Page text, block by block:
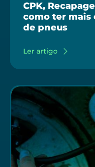
CPK,
como ter mais
de pneus
Ler artigo